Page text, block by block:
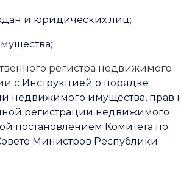
и юридических лиц;
;
регистра недвижимого
с Инструкцией о порядке
недвижимого имущества, прав
регистрации недвижимого
постановлением Комитета по
Министров Республики